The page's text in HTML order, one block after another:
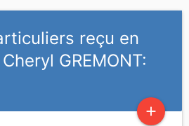
reçu en
GREMONT:
add